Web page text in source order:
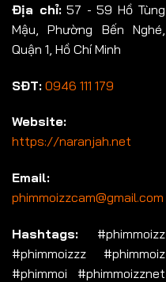
Địa chỉ:57 - 59 Hồ Tùng
Mậu, Phường Bến Nghé,
Quận 1, Hồ Chí Minh
SĐT: 0946 111 179
Website:
https://naranjah.net
Email:
phimmoizzcam@gmail.com
Hashtags: #phimmoizz
#phimmoizzz #phimmoiz
#phimmoi #phimmoizznet